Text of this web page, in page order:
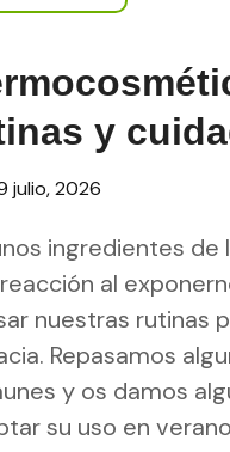
y
julio, 2026
ingredientes
al
nuestras rutinas
Repasamos
y os damos
su uso en